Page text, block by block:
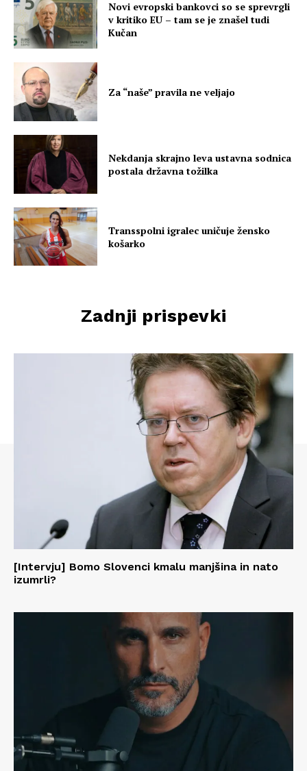
Novi evropski bankovci so se sprevrgli
v kritiko EU – tam se je znašel tudi
Kučan
Za “naše” pravila ne veljajo
Nekdanja skrajno leva ustavna sodnica
postala državna tožilka
Transspolni igralec uničuje žensko
košarko
Zadnji prispevki
[Intervju] Bomo Slovenci kmalu manjšina in nato
izumrli?